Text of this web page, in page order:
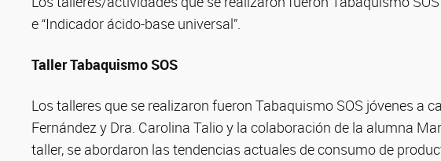
e “Indicador ácido-base universal”.
Taller Tabaquismo SOS
Los talleres que se realizaron fueron Tabaquismo SOS jóvenes a
Fernández y Dra. Carolina Talio y la colaboración de la alumna
taller, se abordaron las tendencias actuales de consumo de